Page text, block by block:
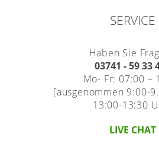
SERVICE
Haben Sie
03741 - 59 33
Mo- Fr: 07:00 –
[ausgenommen 9:00-
13:00-13:30
LIVE CHAT